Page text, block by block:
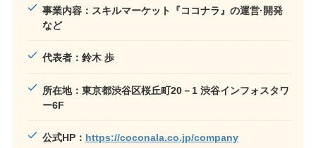
事業内容：スキルマーケット『ココナラ』の運営·開発
など
代表者：鈴木 歩
所在地：東京都渋谷区桜丘町20－1 渋谷インフォスタワ
ー6F
公式HP： https://coconala.co.jp/company